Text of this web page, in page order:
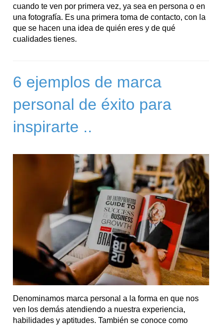
cuando te ven por primera vez, ya sea en persona o en
una fotografía. Es una primera toma de contacto, con la
que se hacen una idea de quién eres y de qué
cualidades tienes.
6 ejemplos de marca
personal de éxito para
inspirarte ..
Denominamos marca personal a la forma en que nos
ven los demás atendiendo a nuestra experiencia,
habilidades y aptitudes. También se conoce como